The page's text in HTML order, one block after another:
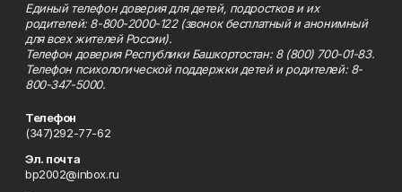
Единый телефон доверия для детей, подростков и их
родителей: 8-800-2000-122 (звонок бесплатный и анонимный
для всех жителей России).
Телефон доверия Республики Башкортостан: 8 (800) 700-01-83.
Телефон психологической поддержки детей и родителей: 8-
800-347-5000.
Телефон
(347)292-77-62
Эл. почта
bp2002@inbox.ru